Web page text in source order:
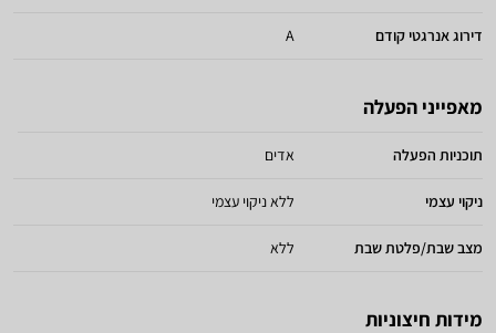
דירוג אנרגטי קודם A
מאפייני הפעלה
תוכניות הפעלה אדים
ניקוי עצמי ללא ניקוי עצמי
מצב שבת/פלטת שבת ללא
מידות חיצוניות